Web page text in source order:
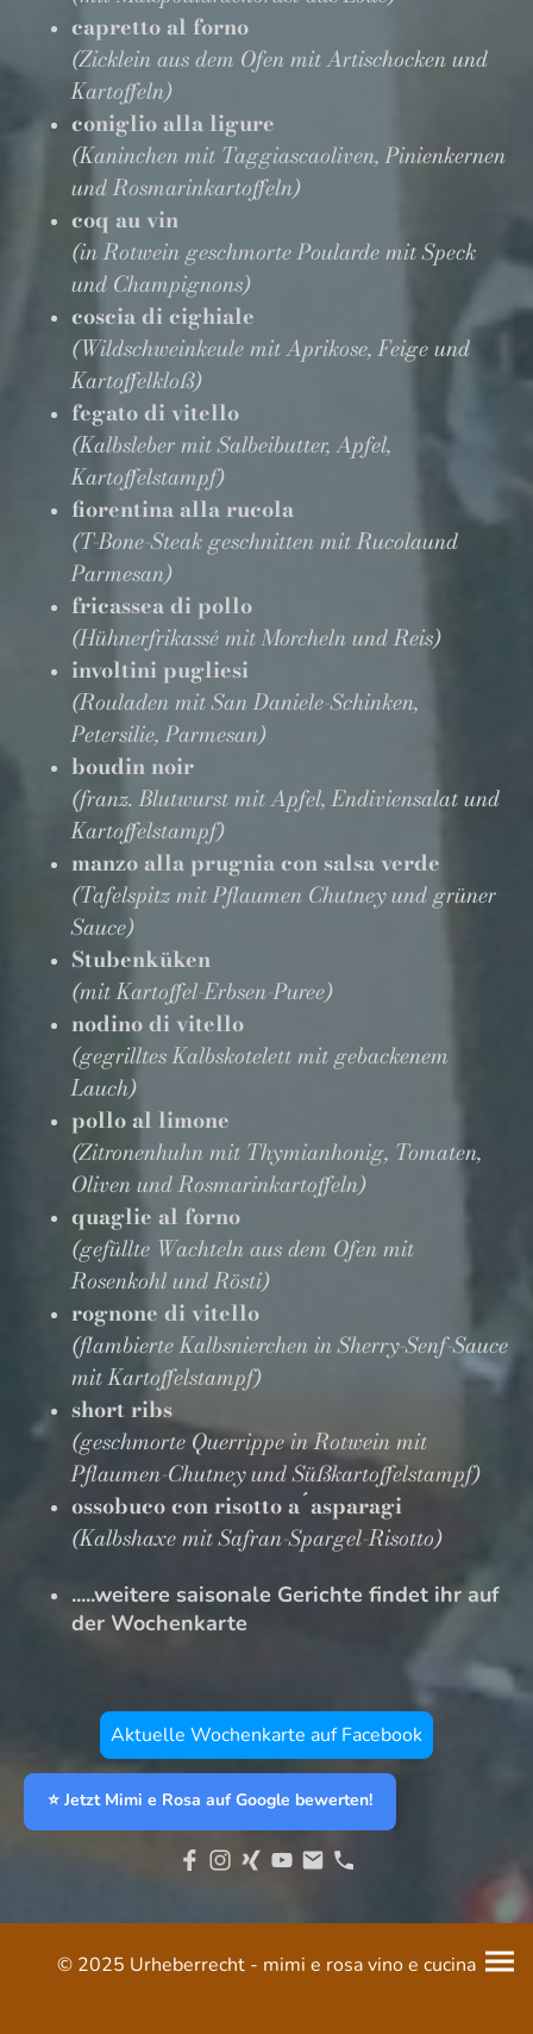
capretto al forno
(Zicklein aus dem Ofen mit Artischocken und
Kartoffeln)
coniglio alla ligure
(Kaninchen mit Taggiascaoliven, Pinienkernen
und Rosmarinkartoffeln)
coq au vin
(in Rotwein geschmorte Poularde mit Speck
und Champignons)
coscia di cighiale
(Wildschweinkeule mit Aprikose, Feige und
Kartoffelkloß)
fegato di vitello
(Kalbsleber mit Salbeibutter, Apfel,
Kartoffelstampf)
fiorentina alla rucola
(T-Bone-Steak geschnitten mit Rucolaund
Parmesan)
fricassea di pollo
(Hühnerfrikassé mit Morcheln und Reis)
involtini pugliesi
(Rouladen mit San Daniele-Schinken,
Petersilie, Parmesan)
boudin noir
(franz. Blutwurst mit Apfel, Endiviensalat und
Kartoffelstampf)
manzo alla prugnia con salsa verde
(Tafelspitz mit Pflaumen Chutney und grüner
Sauce)
Stubenküken
(mit Kartoffel-Erbsen-Puree)
nodino di vitello
(gegrilltes Kalbskotelett mit gebackenem
Lauch)
pollo al limone
(Zitronenhuhn mit Thymianhonig, Tomaten,
Oliven und Rosmarinkartoffeln)
quaglie al forno
(gefüllte Wachteln aus dem Ofen mit
Rosenkohl und Rösti)
rognone di vitello
(flambierte Kalbsnierchen in Sherry-Senf-Sauce
mit Kartoffelstampf)
short ribs
(geschmorte Querrippe in Rotwein mit
Pflaumen-Chutney und Süßkartoffelstampf)
ossobuco con risotto a´asparagi
(Kalbshaxe mit Safran-Spargel-Risotto)
.....weitere saisonale Gerichte findet ihr auf
der Wochenkarte
Aktuelle Wochenkarte auf Facebook
⭐ Jetzt Mimi e Rosa auf Google bewerten!
© 2025 Urheberrecht - mimi e rosa vino e cucina